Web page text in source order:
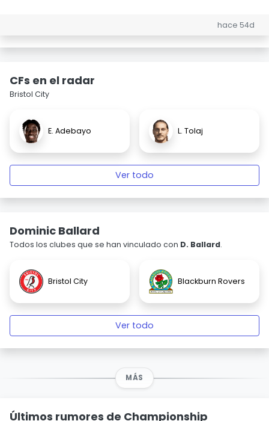
hace 54d
CFs en el radar
Bristol City
E. Adebayo L. Tolaj
Ver todo
Dominic Ballard
Todos los clubes que se han vinculado con D. Ballard.
Bristol City Blackburn Rovers
Ver todo
MÁS
Últimos rumores de Championship